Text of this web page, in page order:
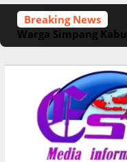
Langsung
konten
Breaking News
Warga Simpang